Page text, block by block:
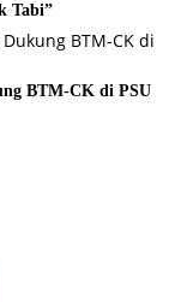
Tabi”
BTM-CK di PSU